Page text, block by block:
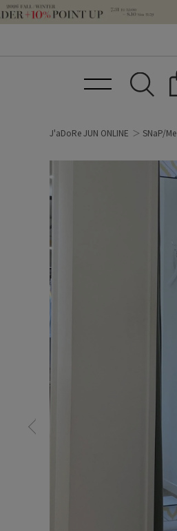
J'aDoRe JUN ONLINE SNaP/Me